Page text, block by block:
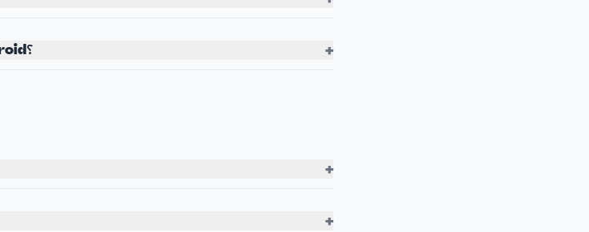
هل التطبيق متاح على كل من iOS و Android؟ +
+
+